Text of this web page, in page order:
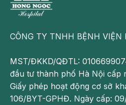
CÔNG TY TNHH BỆNH VIỆN
MST/ĐKKD/QĐTL:
đầu tư thành phố Hà Nội cấp
Giấy phép hoạt động cơ sở
106/BYT-GPHĐ. Ngày cấp: